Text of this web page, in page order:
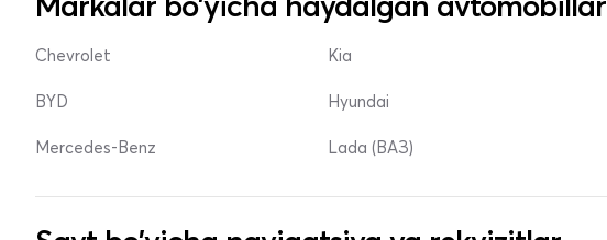
Chevrolet
BYD
Mercedes-Benz
Kia
Hyundai
Lada (ВАЗ)